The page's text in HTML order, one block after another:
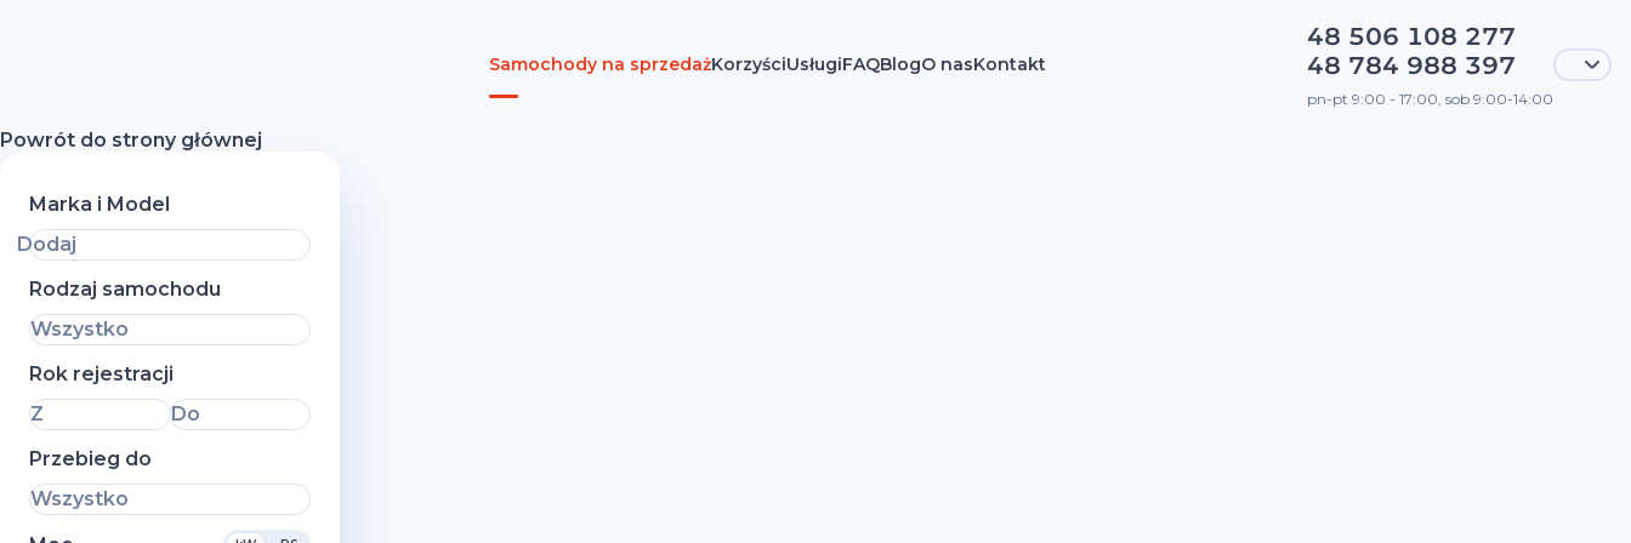
Samochody na sprzedażKorzyściUsługiFAQBlogO nasKontakt
48 506 108 277
48 784 988 397
pn-pt 9:00 - 17:00, sob 9:00-14:00
Powrót do strony głównej
Marka i Model
Dodaj
Rodzaj samochodu
Wszystko
Rok rejestracji
Z
Do
Przebieg do
Wszystko